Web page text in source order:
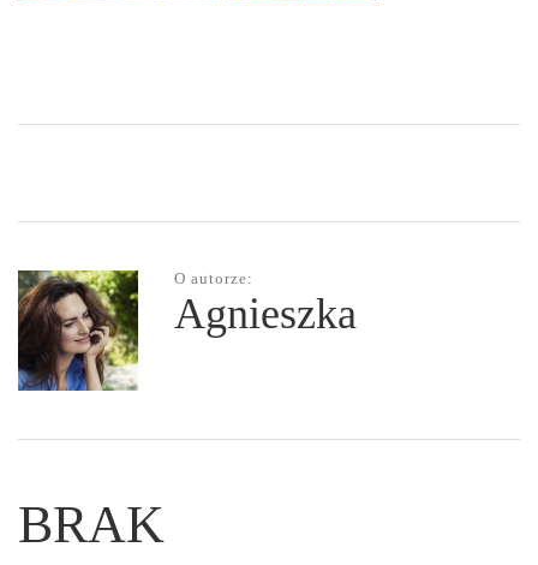
O autorze:
Agnieszka
BRAK